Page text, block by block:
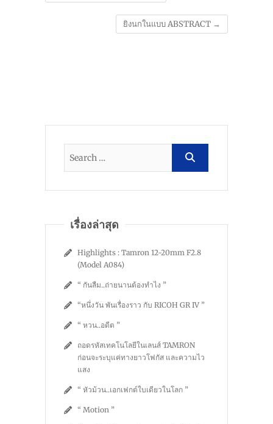
ยิงนกในแบบ ABSTRACT →
เรื่องล่าสุด
Highlights : Tamron 12-20mm F2.8
(Model A084)
“ กันลืม..ถ่ายนานต้องทำไง ”
“หนึ่งวัน พันเรื่องราว กับ RICOH GR IV ”
“ หวน..อดีต ”
ถอดรหัสเทคโนโลยีในเลนส์ TAMRON
ก่อนจะระบุแค่ทางยาวโฟกัส และความไว
แสง
“ หัวม้วน..เอกเฟกต์ใบเดียวในโลก ”
“ Motion ”